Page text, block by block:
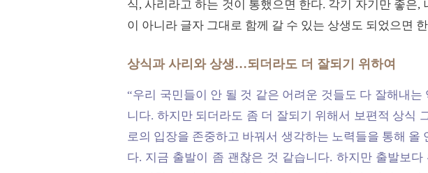
식, 사리라고 하는 것이 통했으면 한다. 각기 자기만 좋은,
이 아니라 글자 그대로 함께 갈 수 있는 상생도 되었으면
상식과 사리와 상생…되더라도 더 잘되기 위하여
“우리 국민들이 안 될 것 같은 어려운 것들도 다 잘해내
니다. 하지만 되더라도 좀 더 잘되기 위해서 보편적 상식
로의 입장을 존중하고 바꿔서 생각하는 노력들을 통해 올
다. 지금 출발이 좀 괜찮은 것 같습니다. 하지만 출발보다